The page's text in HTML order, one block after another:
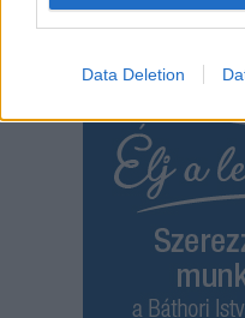
Data Deletion